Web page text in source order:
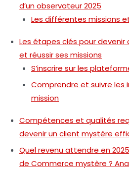
d’un observateur 2025
Les différentes missions
Les étapes clés pour devenir
et réussir ses missions
S’inscrire sur les
Comprendre et suivre les
mission
Compétences et qualités
devenir un client mystère
Quel revenu attendre en
de Commerce mystère ?